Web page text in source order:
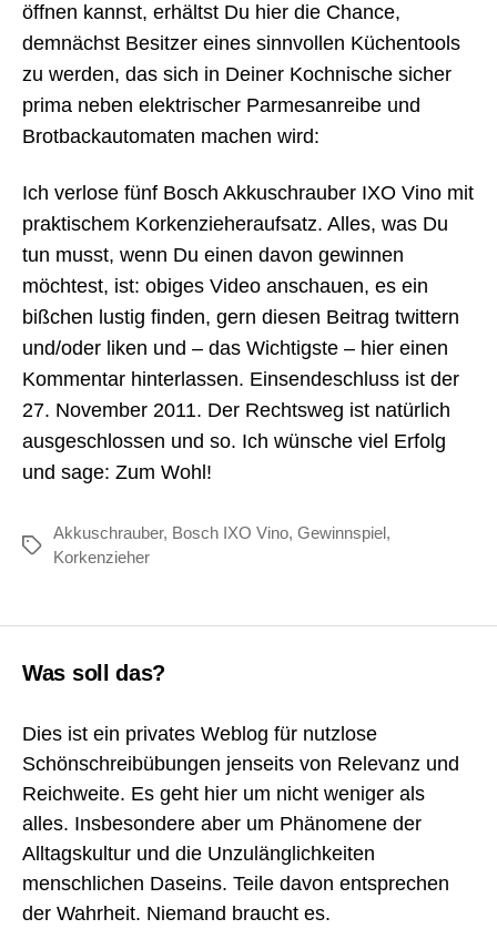
öffnen kannst, erhältst Du hier die Chance,
demnächst Besitzer eines sinnvollen Küchentools
zu werden, das sich in Deiner Kochnische sicher
prima neben elektrischer Parmesanreibe und
Brotbackautomaten machen wird:
Ich verlose fünf Bosch Akkuschrauber IXO Vino mit
praktischem Korkenzieheraufsatz. Alles, was Du
tun musst, wenn Du einen davon gewinnen
möchtest, ist: obiges Video anschauen, es ein
bißchen lustig finden, gern diesen Beitrag twittern
und/oder liken und – das Wichtigste – hier einen
Kommentar hinterlassen. Einsendeschluss ist der
27. November 2011. Der Rechtsweg ist natürlich
ausgeschlossen und so. Ich wünsche viel Erfolg
und sage: Zum Wohl!
Schlagwörter
Akkuschrauber, Bosch IXO Vino, Gewinnspiel,
Korkenzieher
Was soll das?
Dies ist ein privates Weblog für nutzlose
Schönschreibübungen jenseits von Relevanz und
Reichweite. Es geht hier um nicht weniger als
alles. Insbesondere aber um Phänomene der
Alltagskultur und die Unzulänglichkeiten
menschlichen Daseins. Teile davon entsprechen
der Wahrheit. Niemand braucht es.